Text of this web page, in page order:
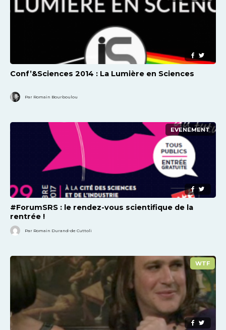
Conf’&Sciences 2014 : La Lumière en Sciences
Par Romain Bourboulou
EVENEMENT
#ForumSRS : le rendez-vous scientifique de la
rentrée !
Par Romain Durand-de Cuttoli
WTF